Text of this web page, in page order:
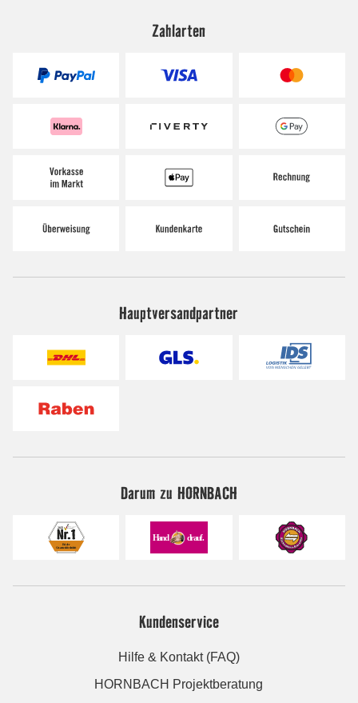
Zahlarten
Hauptversandpartner
Darum zu HORNBACH
Kundenservice
Hilfe & Kontakt (FAQ)
HORNBACH Projektberatung